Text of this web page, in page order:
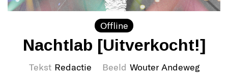
Offline
Nachtlab [Uitverkocht!]
Tekst Redactie Beeld Wouter Andeweg